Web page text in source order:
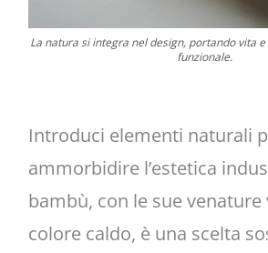
La natura si integra nel design, portando vita
funzionale.
Introduci elementi naturali
ammorbidire l’estetica
bambù, con le sue venature
colore caldo, è una scelta